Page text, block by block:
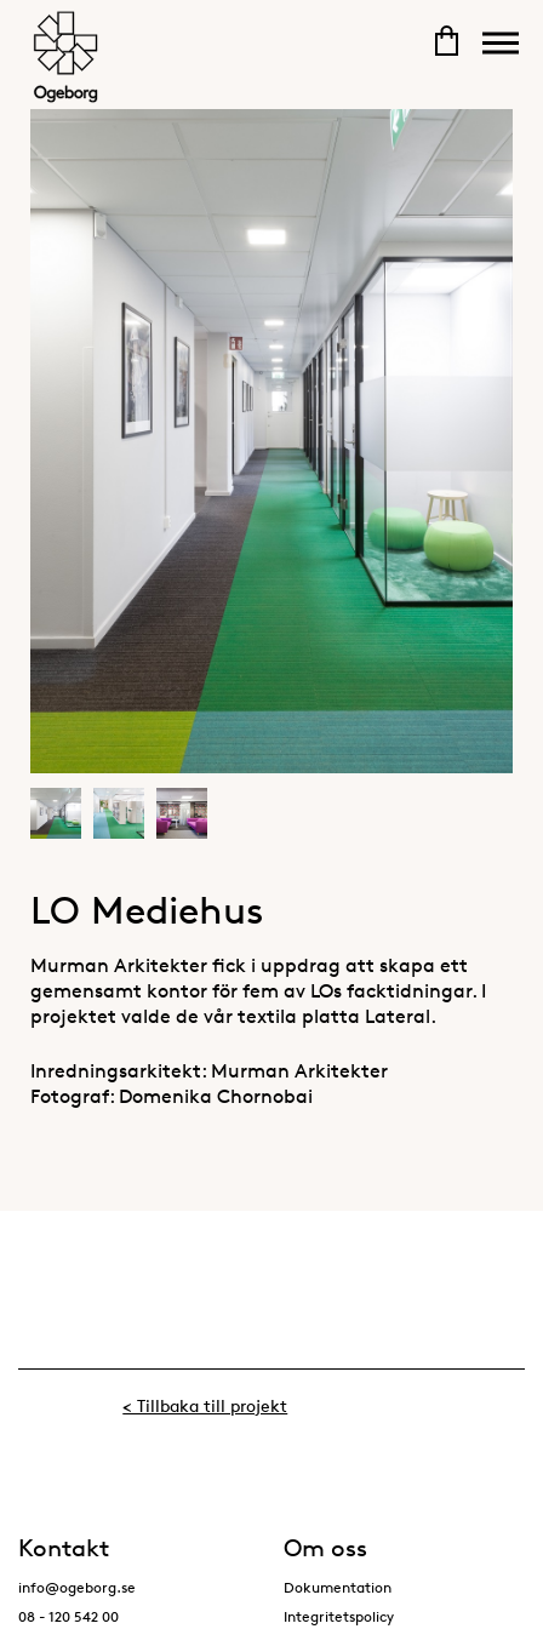
LO Mediehus
Murman Arkitekter fick i uppdrag att skapa ett
gemensamt kontor för fem av LOs facktidningar. I
projektet valde de vår textila platta Lateral.
Inredningsarkitekt: Murman Arkitekter
Fotograf: Domenika Chornobai
< Tillbaka till projekt
Kontakt
info@ogeborg.se
08 - 120 542 00
Om oss
Dokumentation
Integritetspolicy